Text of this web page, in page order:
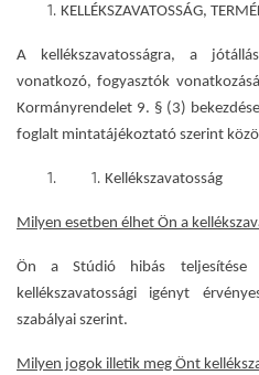
KELLÉKSZAVATOSSÁG,
A kellékszavatosságra, a
vonatkozó, fogyasztók
Kormányrendelet 9. § (3)
foglalt mintatájékoztató szerint
Kellékszavatosság
Milyen esetben élhet Ön a
Ön a Stúdió hibás teljesítése
kellékszavatossági igényt
szabályai szerint.
Milyen jogok illetik meg Önt